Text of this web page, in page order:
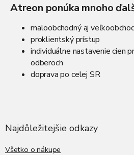
s
u
Atreon ponúka mnoho
maloobchodný aj
proklientský prístup
individuálne nastavenie cien
odberoch
doprava po celej SR
Najdôležitejšie odkazy
Všetko o nákupe